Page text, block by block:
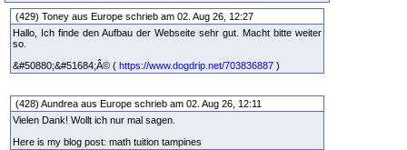
(429) Toney aus Europe schrieb am 02. Aug 26, 12:27
Hallo, Ich finde den Aufbau der Webseite sehr gut. Macht bitte weiter
so.
&#50880;&#51684;Â© ( https://www.dogdrip.net/703836887 )
(428) Aundrea aus Europe schrieb am 02. Aug 26, 12:11
Vielen Dank! Wollt ich nur mal sagen.
Here is my blog post: math tuition tampines